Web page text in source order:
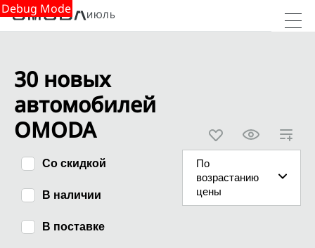
Debug Mode ИЮЛЬ
30 новых
автомобилей
OMODA
Со скидкой
В наличии
В поставке
По
возрастанию
цены